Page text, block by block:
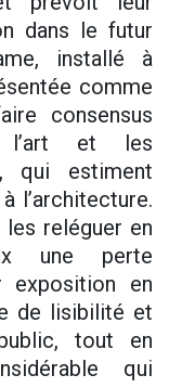
dans le futur
installé à
comme
consensus
l’art et les
qui estiment
l’architecture.
reléguer en
une perte
exposition en
de lisibilité et
tout en
qui